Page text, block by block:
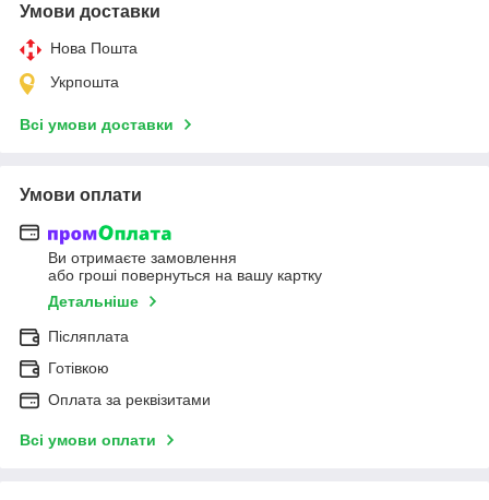
Умови доставки
Нова Пошта
Укрпошта
Всі умови доставки
Умови оплати
Ви отримаєте замовлення
або гроші повернуться на вашу картку
Детальніше
Післяплата
Готівкою
Оплата за реквізитами
Всі умови оплати